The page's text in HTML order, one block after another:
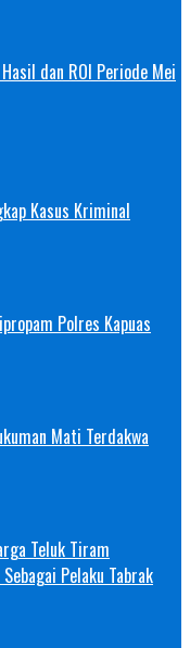
dan ROI Periode Mei
Kasus Kriminal
Polres Kapuas
Mati Terdakwa
Teluk Tiram
Pelaku Tabrak